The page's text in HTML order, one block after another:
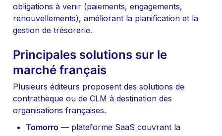
obligations à venir (paiements, engagements,
renouvellements), améliorant la planification et la
gestion de trésorerie.
Principales solutions sur le
marché français
Plusieurs éditeurs proposent des solutions de
contrathèque ou de CLM à destination des
organisations françaises.
Tomorro — plateforme SaaS couvrant la